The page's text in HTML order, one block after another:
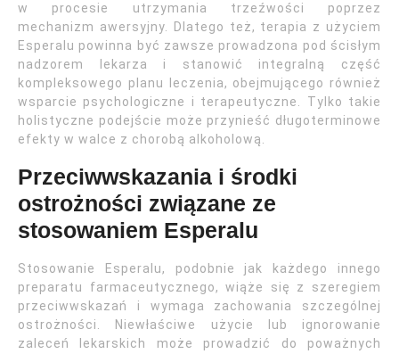
w procesie utrzymania trzeźwości poprzez
mechanizm awersyjny. Dlatego też, terapia z użyciem
Esperalu powinna być zawsze prowadzona pod ścisłym
nadzorem lekarza i stanowić integralną część
kompleksowego planu leczenia, obejmującego również
wsparcie psychologiczne i terapeutyczne. Tylko takie
holistyczne podejście może przynieść długoterminowe
efekty w walce z chorobą alkoholową.
Przeciwwskazania i środki
ostrożności związane ze
stosowaniem Esperalu
Stosowanie Esperalu, podobnie jak każdego innego
preparatu farmaceutycznego, wiąże się z szeregiem
przeciwwskazań i wymaga zachowania szczególnej
ostrożności. Niewłaściwe użycie lub ignorowanie
zaleceń lekarskich może prowadzić do poważnych